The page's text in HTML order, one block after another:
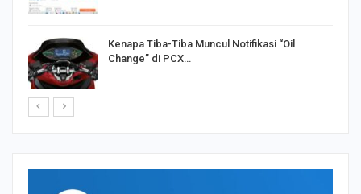
Kenapa Tiba-Tiba Muncul Notifikasi “Oil
Change” di PCX…